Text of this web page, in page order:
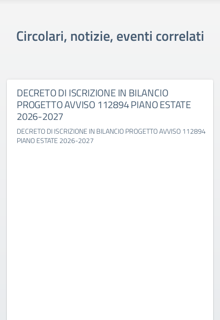
Circolari, notizie, eventi correlati
DECRETO DI ISCRIZIONE IN BILANCIO
PROGETTO AVVISO 112894 PIANO ESTATE
2026-2027
DECRETO DI ISCRIZIONE IN BILANCIO PROGETTO AVVISO 112894
PIANO ESTATE 2026-2027